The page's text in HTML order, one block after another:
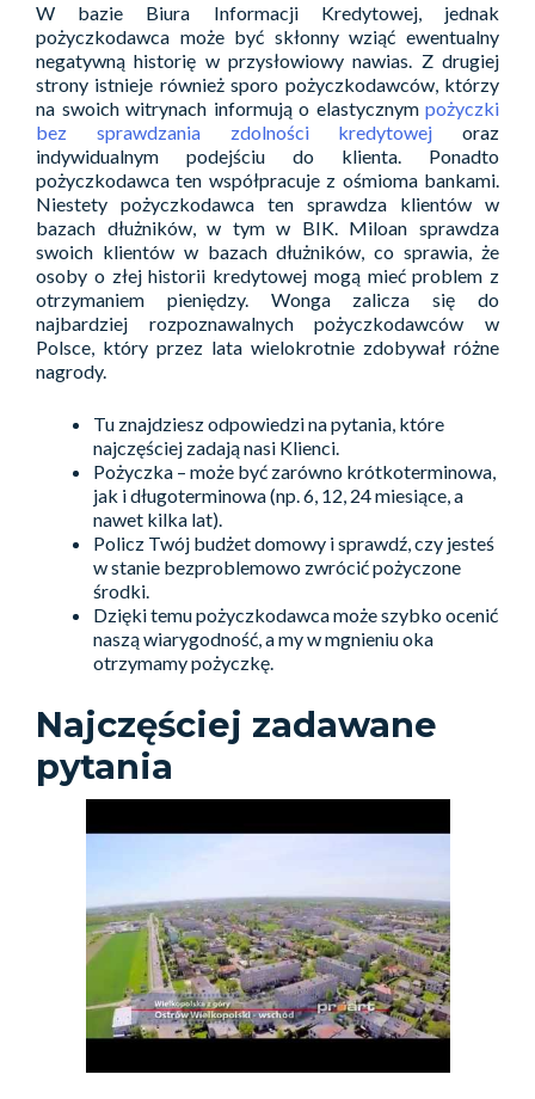
W bazie Biura Informacji Kredytowej, jednak
pożyczkodawca może być skłonny wziąć ewentualny
negatywną historię w przysłowiowy nawias. Z drugiej
strony istnieje również sporo pożyczkodawców, którzy
na swoich witrynach informują o elastycznym pożyczki
bez sprawdzania zdolności kredytowej oraz
indywidualnym podejściu do klienta. Ponadto
pożyczkodawca ten współpracuje z ośmioma bankami.
Niestety pożyczkodawca ten sprawdza klientów w
bazach dłużników, w tym w BIK. Miloan sprawdza
swoich klientów w bazach dłużników, co sprawia, że
osoby o złej historii kredytowej mogą mieć problem z
otrzymaniem pieniędzy. Wonga zalicza się do
najbardziej rozpoznawalnych pożyczkodawców w
Polsce, który przez lata wielokrotnie zdobywał różne
nagrody.
Tu znajdziesz odpowiedzi na pytania, które
najczęściej zadają nasi Klienci.
Pożyczka – może być zarówno krótkoterminowa,
jak i długoterminowa (np. 6, 12, 24 miesiące, a
nawet kilka lat).
Policz Twój budżet domowy i sprawdź, czy jesteś
w stanie bezproblemowo zwrócić pożyczone
środki.
Dzięki temu pożyczkodawca może szybko ocenić
naszą wiarygodność, a my w mgnieniu oka
otrzymamy pożyczkę.
Najczęściej zadawane
pytania